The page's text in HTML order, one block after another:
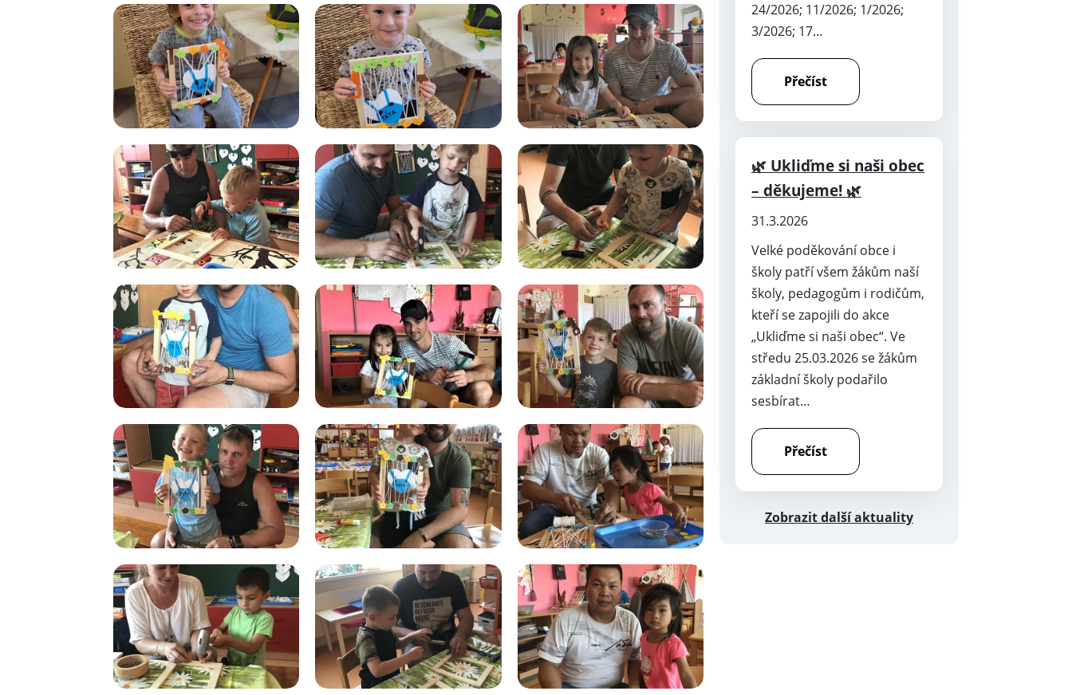
24/2026; 11/2026; 1/2026;
3/2026; 17…
Přečíst
🌿 Ukliďme si naši obec
– děkujeme! 🌿
31.3.2026
Velké poděkování obce i
školy patří všem žákům naší
školy, pedagogům i rodičům,
kteří se zapojili do akce
„Ukliďme si naši obec“. Ve
středu 25.03.2026 se žákům
základní školy podařilo
sesbírat…
Přečíst
Zobrazit další aktuality